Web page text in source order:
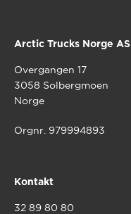
Arctic Trucks Norge AS
Overgangen 17
3058 Solbergmoen
Norge
Orgnr. 979994893
Kontakt
32 89 80 80